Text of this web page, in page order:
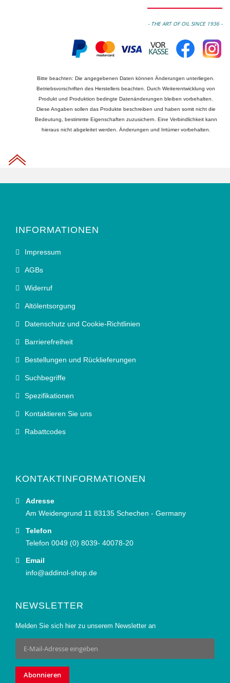
- THE ART OF OIL SINCE 1936 -
Bitte beachten: Die angegebenen Daten können Änderungen unterliegen.
Betriebsvorschriften des Herstellers beachten. Durch Weiterentwicklung von
Produkt und Produktion bedingte Datenänderungen bleiben vorbehalten.
Diese Angaben sollen das Produkte beschreiben und haben somit nicht die
Bedeutung, bestimmte Eigenschaften zuzusichern. Eine Verbindlichkeit kann
hieraus nicht abgeleitet werden. Änderungen und Irrtümer vorbehalten.
INFORMATIONEN
Impressum
AGBs
Widerruf
Altölentsorgung
Datenschutz und Cookie-Richtlinien
Barrierefreiheit
Bestellungen und Rücklieferungen
Suchbegriffe
Spezifikationen
Kontaktieren Sie uns
Rabattcodes
KONTAKTINFORMATIONEN
Adresse
Am Weidengrund 11 83135 Schechen - Germany
Telefon
Telefon 0049 (0) 8039- 40078-20
Email
info@addinol-shop.de
NEWSLETTER
Melden Sie sich hier zu unserem Newsletter an
Anmeldung
zum
Newsletter:
Abonnieren